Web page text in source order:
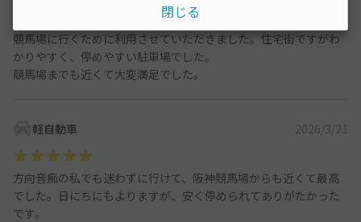
競馬場に行くために利用させていただきました。住宅街ですがわ
かりやすく、停めやすい駐車場でした。
競馬場までも近くて大変満足でした。
軽自動車 2026/3/21
方向音痴の私でも迷わずに行けて、阪神競馬場からも近くて最高
でした。日にちにもよりますが、安く停められてありがたかった
です。
閉じる